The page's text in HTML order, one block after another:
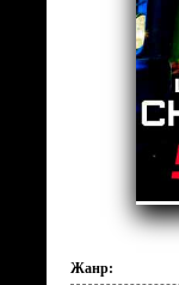
Жанр: